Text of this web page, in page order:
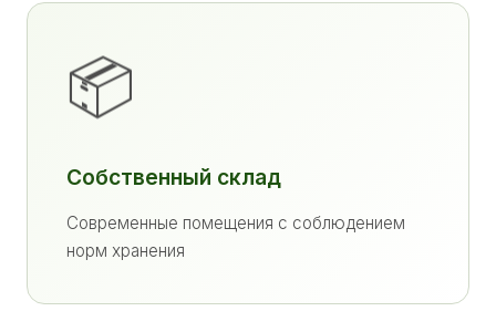
📦
Собственный склад
Современные помещения с соблюдением
норм хранения